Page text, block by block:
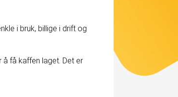
i bruk, billige i drift og
å få kaffen laget. Det er